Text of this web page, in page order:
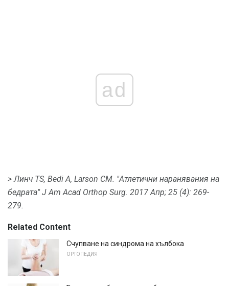
ad
> Линч TS, Bedi A, Larson CM. "Атлетични наранявания на
бедрата" J Am Acad Orthop Surg. 2017 Апр; 25 (4): 269-
279.
Related Content
Счупване на синдрома на хълбока
ОРТОПЕДИЯ